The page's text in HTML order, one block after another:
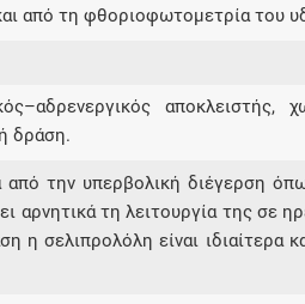
από τη φθοριοφωτομετρία του
αποκλειστής,
δράση.
την υπερβολική διέγερση
αρνητικά τη λειτουργία της σε
η σελιπρολόλη είναι ιδιαίτερα